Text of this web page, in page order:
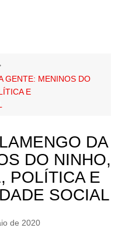
GENTE: MENINOS DO
E
DA
DO NINHO,
POLÍTICA E
SOCIAL
de 2020